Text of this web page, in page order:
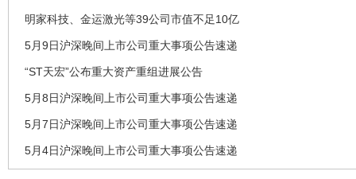
明家科技、金运激光等39公司市值不足10亿
5月9日沪深晚间上市公司重大事项公告速递
“ST天宏”公布重大资产重组进展公告
5月8日沪深晚间上市公司重大事项公告速递
5月7日沪深晚间上市公司重大事项公告速递
5月4日沪深晚间上市公司重大事项公告速递